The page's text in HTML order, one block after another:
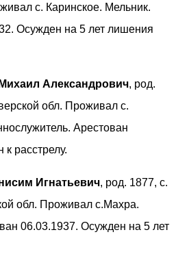
с. Каринское. Мельник.
Осужден на 5 лет лишения
Александрович, род.
обл. Проживал с.
Арестован
расстрелу.
Игнатьевич, род. 1877, с.
обл. Проживал с.Махра.
06.03.1937. Осужден на 5 лет